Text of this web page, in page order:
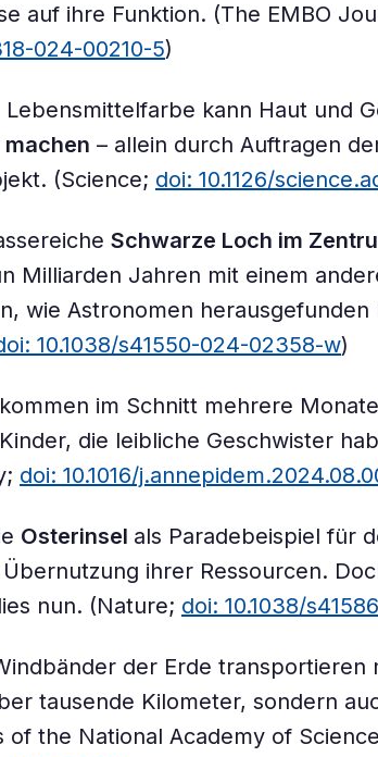
auf ihre Funktion. (The EMBO
024-00210-5)
Lebensmittelfarbe kann Haut und
– allein durch Auftragen
(Science; doi: 10.1126/
Schwarze Loch im
Milliarden Jahren mit einem
wie Astronomen herausgefunden
10.1038/s41550-024-02358-w)
im Schnitt mehrere Monate
die leibliche Geschwister
doi: 10.1016/
Osterinsel als Paradebeispiel für
ihrer Ressourcen.
nun. (Nature; doi: 10.1038/
der Erde transportieren
tausende Kilometer, sondern
of the National Academy of